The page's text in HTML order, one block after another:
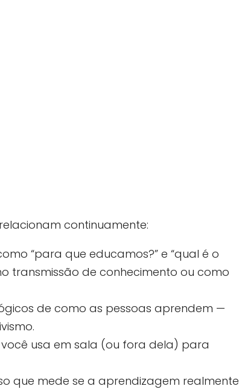
continuamente:
“para que educamos?” e “qual é o
transmissão de conhecimento ou como
de como as pessoas aprendem —
usa em sala (ou fora dela) para
que mede se a aprendizagem realmente